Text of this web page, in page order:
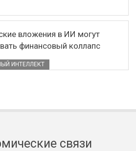
вложения в ИИ могут
финансовый коллапс
ИНТЕЛЛЕКТ
связи